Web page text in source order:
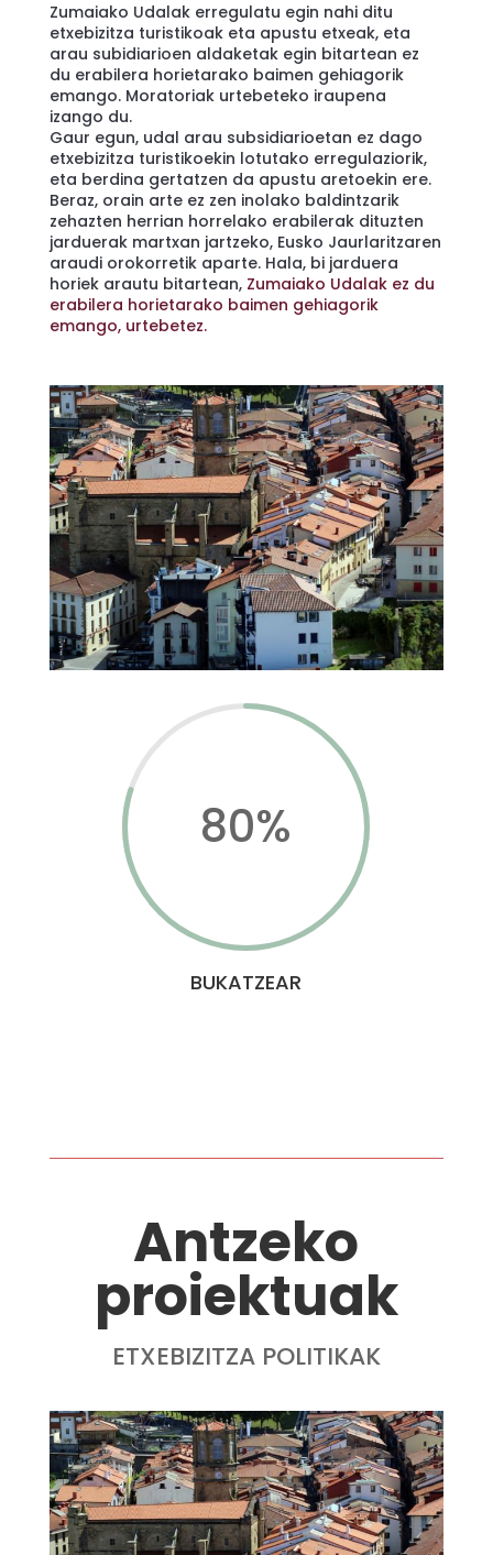
Zumaiako Udalak erregulatu egin nahi ditu
etxebizitza turistikoak eta apustu etxeak, eta
arau subidiarioen aldaketak egin bitartean ez
du erabilera horietarako baimen gehiagorik
emango. Moratoriak urtebeteko iraupena
izango du.
Gaur egun, udal arau subsidiarioetan ez dago
etxebizitza turistikoekin lotutako erregulaziorik,
eta berdina gertatzen da apustu aretoekin ere.
Beraz, orain arte ez zen inolako baldintzarik
zehazten herrian horrelako erabilerak dituzten
jarduerak martxan jartzeko, Eusko Jaurlaritzaren
araudi orokorretik aparte. Hala, bi jarduera
horiek arautu bitartean, Zumaiako Udalak ez du
erabilera horietarako baimen gehiagorik
emango, urtebetez.
80%
BUKATZEAR
Antzeko
proiektuak
ETXEBIZITZA POLITIKAK